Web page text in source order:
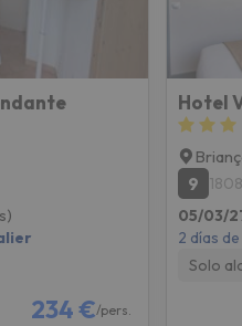
234 €/pers.
Hotel
9
05/03/
2 días
Solo